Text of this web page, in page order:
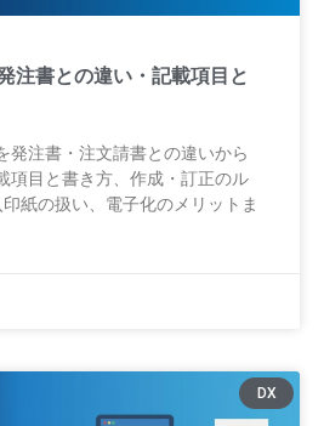
注書との違い・記載項目と
発注書・注文請書との違いから
項目と書き方、作成・訂正のル
紙の扱い、電子化のメリットま
DX